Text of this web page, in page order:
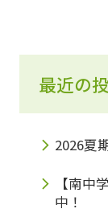
最近の
2026夏
【南中
中！